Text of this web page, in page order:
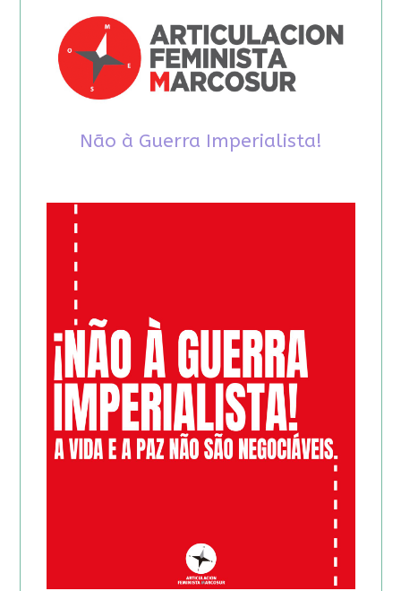
Não à Guerra Imperialista!